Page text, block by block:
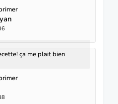
ça me plait bien